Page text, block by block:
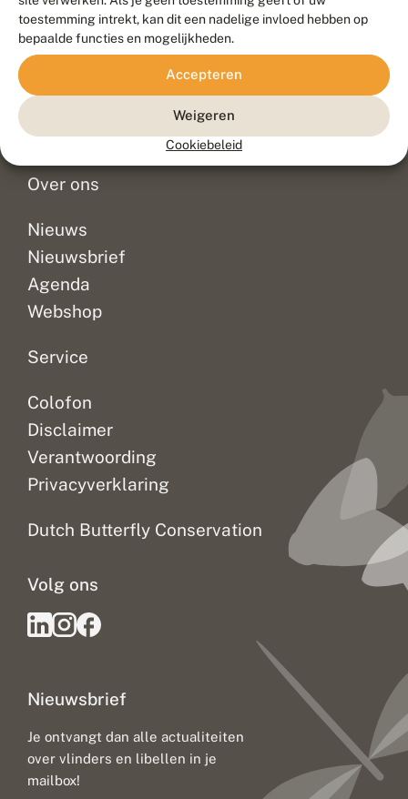
toestemming intrekt, kan dit een nadelige invloed hebben op
bepaalde functies en mogelijkheden.
Accepteren
Weigeren
Cookiebeleid
Contact
Veelgestelde vragen
Doneer
Over ons
Nieuws
Nieuwsbrief
Agenda
Webshop
Service
Colofon
Disclaimer
Verantwoording
Privacyverklaring
Dutch Butterfly Conservation
Nieuwsbrief
Je ontvangt dan alle actualiteiten
over vlinders en libellen in je
mailbox!
Volg ons
Blue Field Agency
Privacy
Disclaimer
Sitemap